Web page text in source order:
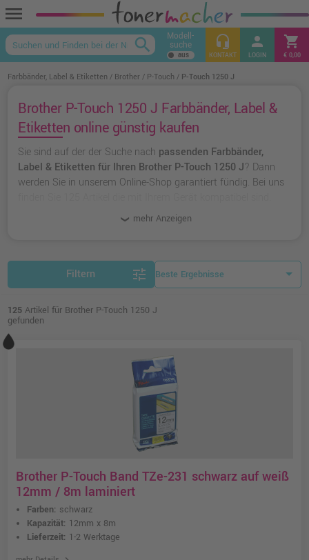
menu
keyboard_arrow_up
search Modell-
suche headset_mic
KONTAKT
person
LOGIN
shopping_cart
€ 0,00
Farbbänder, Label & Etiketten Brother P-Touch P-Touch 1250 J
Brother P-Touch 1250 J Farbbänder, Label &
Etiketten online günstig kaufen
Sie sind auf der der Suche nach passenden Farbbänder,
Label & Etiketten für Ihren Brother P-Touch 1250 J? Dann
werden Sie in unserem Online-Shop garantiert fündig. Bei uns
originalen Farbbänder, Label &
wählen oder zu
mehr Anzeigen
Filtern tune
125 Artikel für Brother P-Touch 1250 J
gefunden
Brother P-Touch Band TZe-231 schwarz auf weiß
12mm / 8m laminiert
Farben: schwarz
Kapazität: 12mm x 8m
Lieferzeit: 1-2 Werktage